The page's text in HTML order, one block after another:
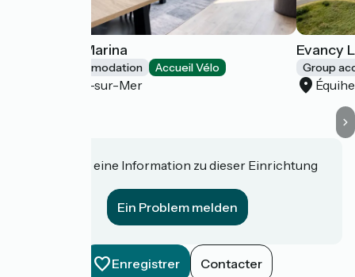
Evancy La Marina
Group accommodation Accueil Vélo
Boulogne-sur-Mer
Evancy
Group
Haben Sie eine Information zu dieser Einrichtung
Ein Problem melden
Enregistrer Contacter